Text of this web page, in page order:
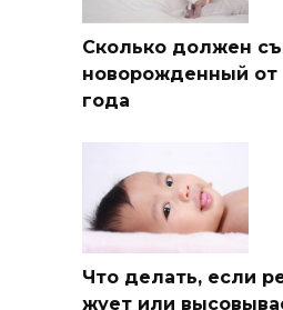
Сколько должен
новорожденный от
года
Что делать, если
жует или